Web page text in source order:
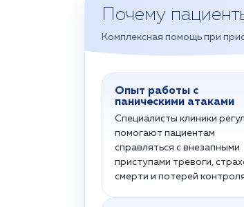
Почему
Комплексная помощь при
Опыт работы с
паническими атаками
Специалисты клиники
помогают пациентам
справляться с внезапными
приступами тревоги,
смерти и потерей